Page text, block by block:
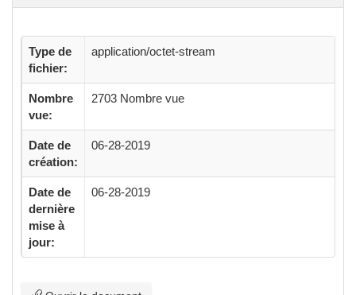
Type de
fichier:
application/octet-stream
Nombre
vue:
2703 Nombre vue
Date de
création:
06-28-2019
Date de
dernière
mise à
jour:
06-28-2019